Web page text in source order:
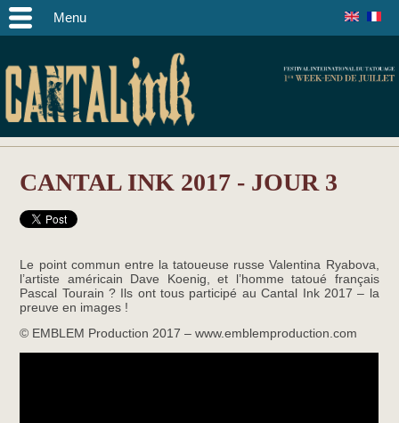
Menu
CANTAL INK 2017 - JOUR 3
Le point commun entre la tatoueuse russe Valentina Ryabova,
l’artiste américain Dave Koenig, et l’homme tatoué français
Pascal Tourain ? Ils ont tous participé au Cantal Ink 2017 – la
preuve en images !
© EMBLEM Production 2017 – www.emblemproduction.com